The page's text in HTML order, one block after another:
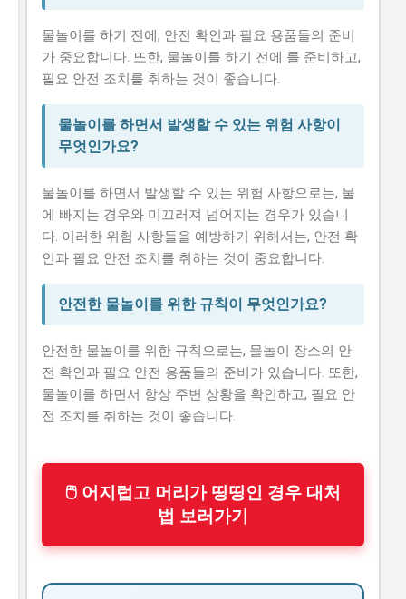
물놀이를 하기 전에, 안전 확인과 필요 용품들의 준비
가 중요합니다. 또한, 물놀이를 하기 전에 를 준비하고,
필요 안전 조치를 취하는 것이 좋습니다.
물놀이를 하면서 발생할 수 있는 위험 사항이
무엇인가요?
물놀이를 하면서 발생할 수 있는 위험 사항으로는, 물
에 빠지는 경우와 미끄러져 넘어지는 경우가 있습니
다. 이러한 위험 사항들을 예방하기 위해서는, 안전 확
인과 필요 안전 조치를 취하는 것이 중요합니다.
안전한 물놀이를 위한 규칙이 무엇인가요?
안전한 물놀이를 위한 규칙으로는, 물놀이 장소의 안
전 확인과 필요 안전 용품들의 준비가 있습니다. 또한,
물놀이를 하면서 항상 주변 상황을 확인하고, 필요 안
전 조치를 취하는 것이 좋습니다.
🖱 어지럽고 머리가 띵띵인 경우 대처
법 보러가기